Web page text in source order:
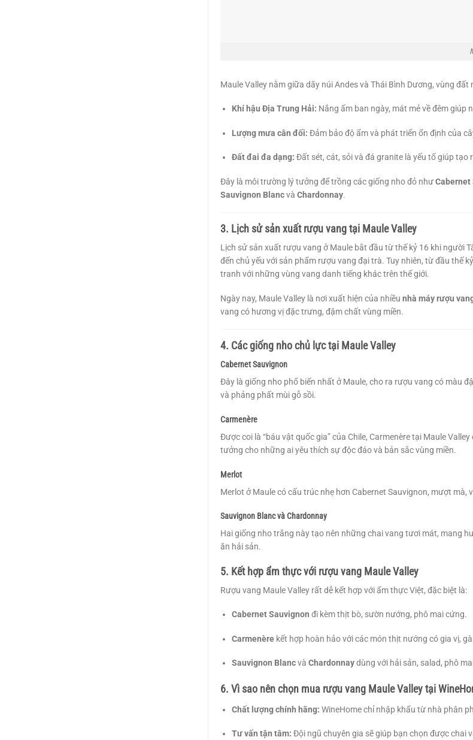
Maule Valley nằm giữa dãy núi Andes và Thái Bình Dương, vùng đất
Khí hậu Địa Trung Hải: Nắng ấm ban ngày, mát mẻ về đêm
Lượng mưa cân đối: Đảm bảo độ ẩm và phát triển ổn định của
Đất đai đa dạng: Đất sét, cát, sỏi và đá granite là yếu tố giúp
Đây là môi trường lý tưởng để trồng các giống nho đỏ nhưCabernet
Sauvignon Blancvà Chardonnay.
3. Lịch sử sản xuất rượu vang tại Maule Valley
Lịch sử sản xuất rượu vang ở Maule bắt đầu từ thế kỷ 16 khi người
đến chủ yếu với sản phẩm rượu vang đại trà. Tuy nhiên, từ đầu thế
tranh với những vùng vang danh tiếng khác trên thế giới.
Ngày nay, Maule Valley là nơi xuất hiện của nhiều nhà máy rượu
vang có hương vị đặc trưng, đậm chất vùng miền.
4. Các giống nho chủ lực tại Maule Valley
Cabernet Sauvignon
Đây là giống nho phổ biến nhất ở Maule, cho ra rượu vang có màu
và phảng phất mùi gỗ sồi.
Carmenère
Được coi là “báu vật quốc gia” của Chile, Carmenère tại Maule
tưởng cho những ai yêu thích sự độc đáo và bản sắc vùng miền.
Merlot
Merlot ở Maule có cấu trúc nhẹ hơn Cabernet Sauvignon, mượt
Sauvignon Blanc và Chardonnay
Hai giống nho trắng này tạo nên những chai vang tươi mát, mang
ăn hải sản.
5. Kết hợp ẩm thực với rượu vang Maule Valley
Rượu vang Maule Valley rất dễ kết hợp với ẩm thực Việt, đặc biệt là:
Cabernet Sauvignon đi kèm thịt bò, sườn nướng, phô mai cứng.
Carmenèrekết hợp hoàn hảo với các món thịt nướng có gia vị,
Sauvignon Blancvà Chardonnaydùng với hải sản, salad, phô
6. Vì sao nên chọn mua rượu vang Maule Valley tại
Chất lượng chính hãng: WineHome chỉ nhập khẩu từ nhà phân
Tư vấn tận tâm: Đội ngũ chuyên gia sẽ giúp bạn chọn được chai